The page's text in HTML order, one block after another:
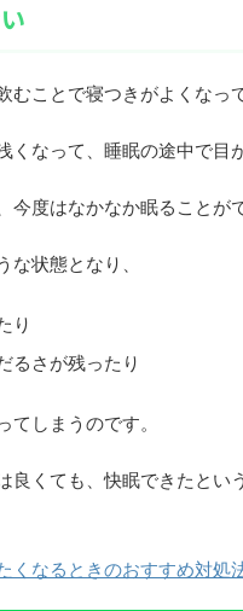
むことで寝つきがよくなっ
くなって、睡眠の途中で目
今度はなかなか眠ることが
状態となり、
り
るさが残ったり
てしまうのです。
良くても、快眠できたとい
くなるときのおすすめ対処